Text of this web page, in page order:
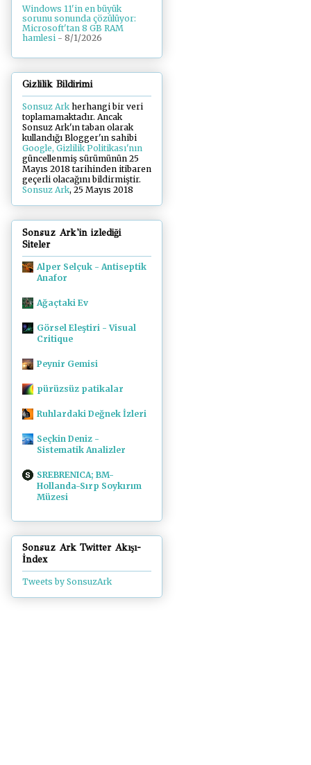
Windows 11'in en büyük
sorunu sonunda çözülüyor:
Microsoft'tan 8 GB RAM
hamlesi - 8/1/2026
Gizlilik Bildirimi
Sonsuz Arkherhangi bir veri
toplamamaktadır. Ancak
Sonsuz Ark'ın taban olarak
kullandığı Blogger'ın sahibi
Google, Gizlilik Politikası'nın
güncellenmiş sürümünün 25
Mayıs 2018 tarihinden itibaren
geçerli olacağını bildirmiştir.
Sonsuz Ark, 25 Mayıs 2018
Sonsuz Ark'in izlediği
Siteler
Alper Selçuk - Antiseptik
Anafor
Ağaçtaki Ev
Görsel Eleştiri - Visual
Critique
Peynir Gemisi
pürüzsüz patikalar
Ruhlardaki Değnek İzleri
Seçkin Deniz -
Sistematik Analizler
SREBRENICA; BM-
Hollanda-Sırp Soykırım
Müzesi
Sonsuz Ark Twitter Akışı-
İndex
Tweets by SonsuzArk